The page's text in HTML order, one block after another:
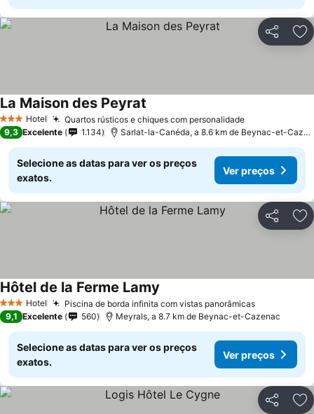
Partilhar
3 EstrelasHotel Quartos rústicos e chiques com personalidade
La Maison des Peyrat
9,3 Excelente 1.134 Sarlat-la-Canéda, a 8.6 km de Beynac-et-Cazenac
Selecione as datas para ver os preços
exatos.
Ver preços
Partilhar
3 EstrelasHotel Piscina de borda infinita com vistas panorâmicas
Hôtel de la Ferme Lamy
9,1 Excelente 560 Meyrals, a 8.7 km de Beynac-et-Cazenac
Selecione as datas para ver os preços
exatos.
Ver preços
Partilhar